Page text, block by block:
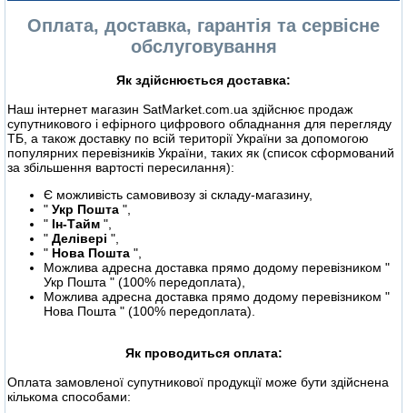
Оплата, доставка, гарантія та сервісне
обслуговування
Як здійснюється доставка:
Наш інтернет магазин SatMarket.com.ua здійснює продаж
супутникового і ефірного цифрового обладнання для перегляду
ТБ, а також доставку по всій території України за допомогою
популярних перевізників України, таких як (список сформований
за збільшення вартості пересилання):
Є можливість самовивозу зі складу-магазину,
" Укр Пошта ",
" Ін-Тайм ",
" Делівері ",
" Нова Пошта ",
Можлива адресна доставка прямо додому перевізником "
Укр Пошта " (100% передоплата),
Можлива адресна доставка прямо додому перевізником "
Нова Пошта " (100% передоплата).
Як проводиться оплата:
Оплата замовленої супутникової продукції може бути здійснена
кількома способами: